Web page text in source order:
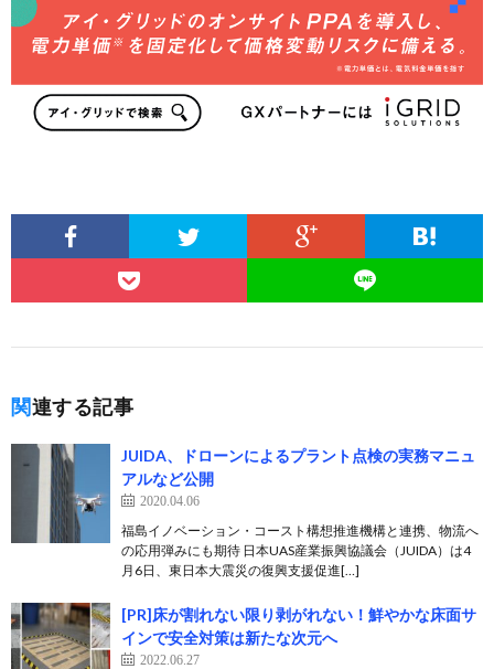
関連する記事
JUIDA、ドローンによるプラント点検の実務マニュ
アルなど公開
2020.04.06
福島イノベーション・コースト構想推進機構と連携、物流へ
の応用弾みにも期待 日本UAS産業振興協議会（JUIDA）は4
月6日、東日本大震災の復興支援促進[…]
[PR]床が割れない限り剥がれない！鮮やかな床面サ
インで安全対策は新たな次元へ
2022.06.27